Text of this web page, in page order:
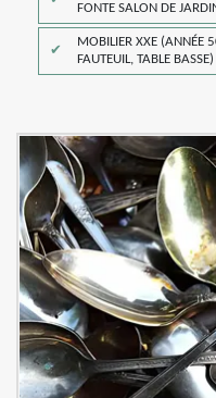
FONTE SALON DE
MOBILIER XXE (ANNÉE
FAUTEUIL, TABLE BASSE)